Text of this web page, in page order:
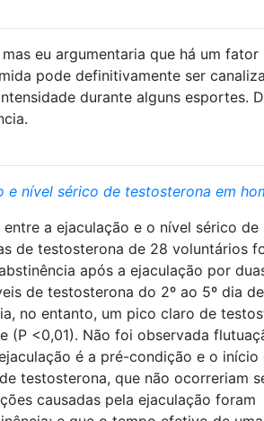
eu argumentaria que há um fator
pode definitivamente ser
durante alguns esportes.
e nível sérico de testosterona em
a ejaculação e o nível sérico de
de testosterona de 28 voluntários
após a ejaculação por
de testosterona do 2º ao 5º dia de
no entanto, um pico claro de
(P <0,01). Não foi observada
é a pré-condição e o início
testosterona, que não ocorreriam
causadas pela ejaculação foram